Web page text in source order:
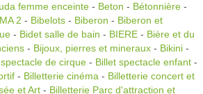
femme enceinte - Beton - Bétonnière -
2 - Bibelots - Biberon - Biberon et
- Bidet salle de bain - BIERE - Bière et du
- Bijoux, pierres et mineraux - Bikini -
de cirque - Billet spectacle enfant -
- Billetterie cinéma - Billetterie concert et
et Art - Billetterie Parc d'attraction et